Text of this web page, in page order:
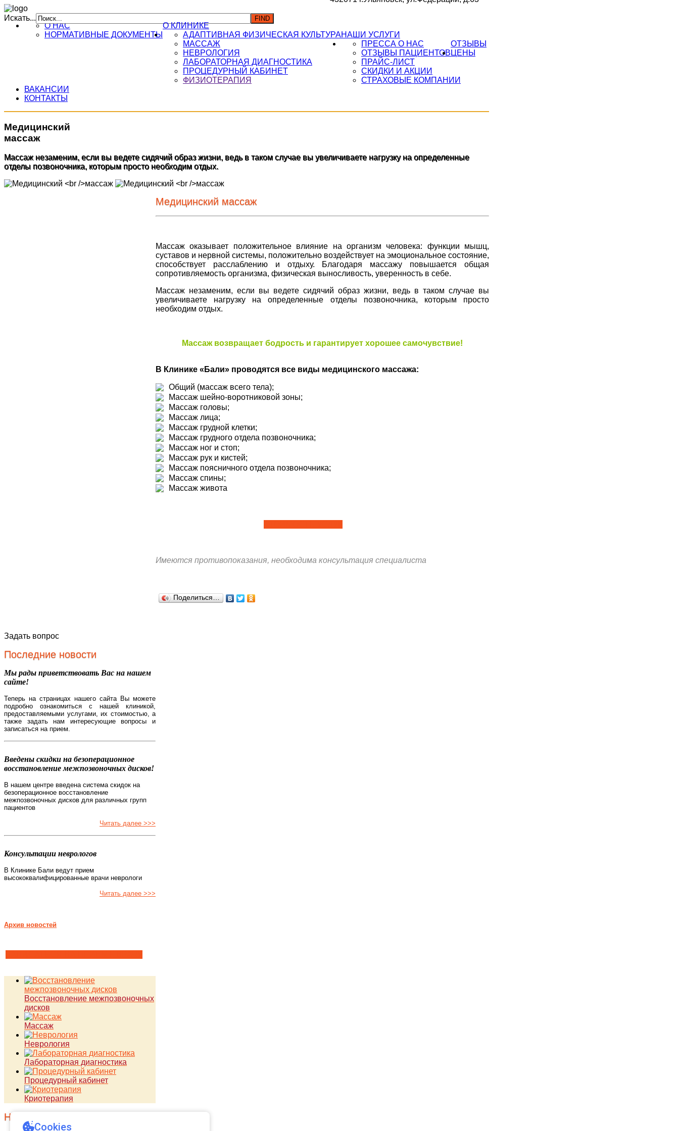
Искать...
О КЛИНИКЕ
О НАС
НОРМАТИВНЫЕ ДОКУМЕНТЫ
НАШИ УСЛУГИ
АДАПТИВНАЯ ФИЗИЧЕСКАЯ КУЛЬТУРА
МАССАЖ
НЕВРОЛОГИЯ
ЛАБОРАТОРНАЯ ДИАГНОСТИКА
ПРОЦЕДУРНЫЙ КАБИНЕТ
ФИЗИОТЕРАПИЯ
ОТЗЫВЫ
ПРЕССА О НАС
ОТЗЫВЫ ПАЦИЕНТОВ ЦЕНЫ
ПРАЙС-ЛИСТ
СКИДКИ И АКЦИИ
СТРАХОВЫЕ КОМПАНИИ
ВАКАНСИИ
КОНТАКТЫ
Медицинский
массаж
Массаж незаменим, если вы ведете сидячий образ жизни, ведь в таком случае вы увеличиваете нагрузку на определенные
отделы позвоночника, которым просто необходим отдых.
Медицинский массаж
Массаж оказывает положительное влияние на организм человека: функции мышц,
суставов и нервной системы, положительно воздействует на эмоциональное состояние,
способствует расслаблению и отдыху. Благодаря массажу повышается общая
сопротивляемость организма, физическая выносливость, уверенность в себе.
Массаж незаменим, если вы ведете сидячий образ жизни, ведь в таком случае вы
увеличиваете нагрузку на определенные отделы позвоночника, которым просто
необходим отдых.
Массаж возвращает бодрость и гарантирует хорошее самочувствие!
В Клинике «Бали» проводятся все виды медицинского массажа:
Общий (массаж всего тела);
Массаж шейно-воротниковой зоны;
Массаж головы;
Массаж лица;
Массаж грудной клетки;
Массаж грудного отдела позвоночника;
Массаж ног и стоп;
Массаж рук и кистей;
Массаж поясничного отдела позвоночника;
Массаж спины;
Массаж живота
Имеются противопоказания, необходима консультация специалиста
Поделиться…
Задать вопрос
Последние новости
Мы рады приветствовать Вас на нашем
сайте!
Теперь на страницах нашего сайта Вы можете
подробно ознакомиться с нашей клиникой,
предоставляемыми услугами, их стоимостью, а
также задать нам интересующие вопросы и
записаться на прием.
Введены скидки на безоперационное
восстановление межпозвоночных дисков!
В нашем центре введена система скидок на
безоперационное восстановление
межпозвоночных дисков для различных групп
пациентов
Читать далее >>>
Консультации неврологов
В Клинике Бали ведут прием
высококвалифицированные врачи неврологи
Читать далее >>>
Архив новостей
Восстановление межпозвоночных
дисков
Массаж
Неврология
Лабораторная диагностика
Процедурный кабинет
Криотерапия
Наши услуги
Cookies